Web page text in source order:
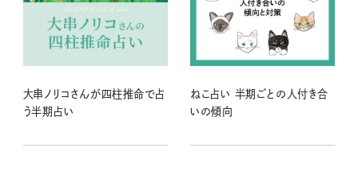
大串ノリコさんが四柱推命で占
う半期占い
ねこ占い 半期ごとの人付き合
いの傾向